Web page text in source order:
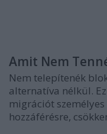
Amit Nem
Nem telepítenék
alternatíva nélkül.
migrációt
hozzáférésre,